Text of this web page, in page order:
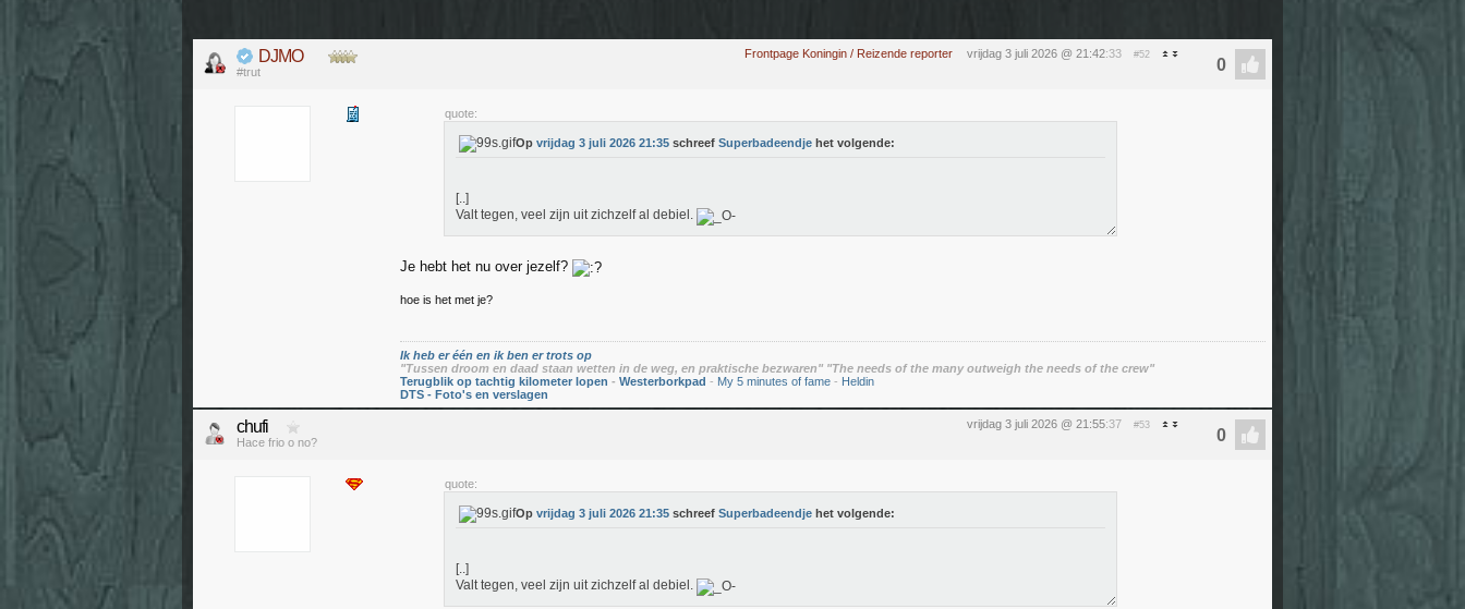
Frontpage Koningin / Reizende reporter vrijdag 3 juli 2026 @ 21:42:33 #52
DJMO
#trut
quote:
Op vrijdag 3 juli 2026 21:35 schreef Superbadeendje het volgende:
[..]
Valt tegen, veel zijn uit zichzelf al debiel.
Je hebt het nu over jezelf?
hoe is het met je?
Ik heb er één en ik ben er trots op
"Tussen droom en daad staan wetten in de weg, en praktische bezwaren" "The needs of the many outweigh the needs of the crew"
Terugblik op tachtig kilometer lopen - Westerborkpad - My 5 minutes of fame - Heldin
DTS - Foto's en verslagen
vrijdag 3 juli 2026 @ 21:55:37 #53
chufi
Hace frio o no?
quote:
Op vrijdag 3 juli 2026 21:35 schreef Superbadeendje het volgende:
[..]
Valt tegen, veel zijn uit zichzelf al debiel.